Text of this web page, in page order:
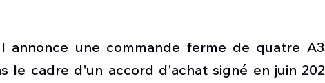
annonce une commande ferme de quatre
le cadre d'un accord d'achat signé en juin